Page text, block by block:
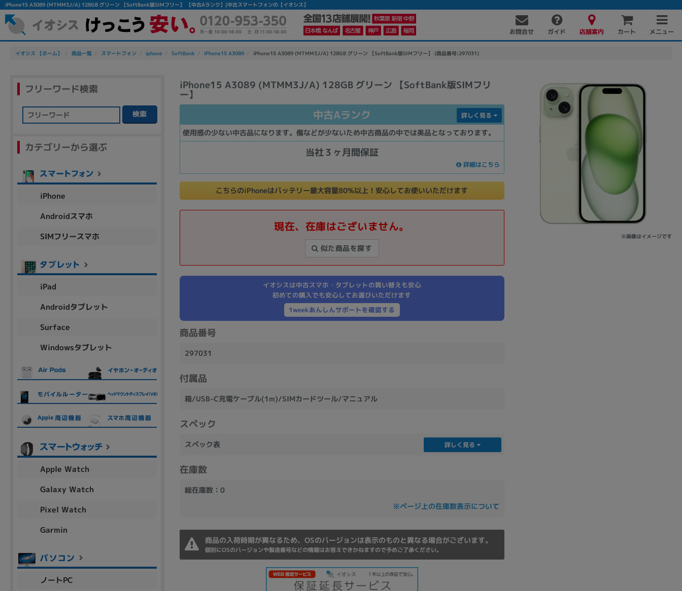
iPhone15 A3089 (MTMM3J/A) 128GB グリーン 【SoftBank版SIMフリー】 【中古Aランク】|中古スマートフォンの【イオシス】
お問合せ ガイド 店舗案内 カート メニュー
イオシス 【ホーム】 商品一覧 スマートフォン iphone SoftBank iPhone15 A3089 iPhone15 A3089 (MTMM3J/A) 128GB グリーン 【SoftBank版SIMフリー】 (商品番号:297031)
iPhone15 A3089 (MTMM3J/A) 128GB グリーン 【SoftBank版SIMフリ
ー】
※画像はイメージです
中古Aランク
使用感の少ない中古品になります。傷などが少ないため中古商品の中では美品となっております。
詳しく見る
当社３ヶ月間保証
詳細はこちら
こちらのiPhoneはバッテリー最大容量80%以上！安心してお使いいただけます
現在、在庫はございません。
似た商品を探す
イオシスは中古スマホ・タブレットの買い替えも安心
初めての購入でも安心してお選びいただけます
1weekあんしんサポートを確認する
商品番号
297031
付属品
箱/USB-C充電ケーブル(1m)/SIMカードツール/マニュアル
スペック
スペック表 詳しく見る
在庫数
総在庫数：0
※ページ上の在庫数表示について
商品の入荷時期が異なるため、OSのバージョンは表示のものと異なる場合がございます。
個別にOSのバージョンや製造番号などの情報はお答えできかねますので予めご了承ください。
フリーワード検索
検索
カテゴリーから選ぶ
iPhone
Androidスマホ
SIMフリースマホ
iPad
Androidタブレット
Surface
Windowsタブレット
Apple Watch
Galaxy Watch
Pixel Watch
Garmin
ノートPC
除外ワード
人気の検索ワード：Let's note EliteBook
カテゴリー
商品ジャンルの絞り込み
ノートPC デスクPC
商品シリーズ名・ブランド名の絞り込み。
aspire Inspiron
メーカー
Apple SONY
Asus HP
商品の搭載機能による絞り込み
Webカメラ内蔵
ドライブ
ランク
商品状態の絞り込み
新品/未使用 中古 新品 Aランク Bランク Ryzen 7
MacOS ChromeOS その他
~
容量
~
モニタサイズ
~